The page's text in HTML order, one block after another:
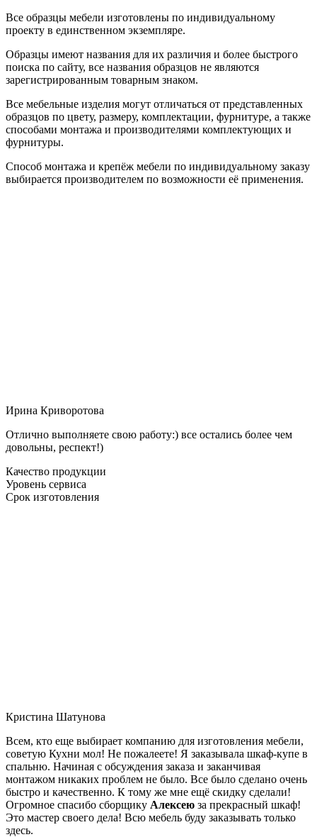
Все образцы мебели изготовлены по индивидуальному
проекту в единственном экземпляре.
Образцы имеют названия для их различия и более быстрого
поиска по сайту, все названия образцов не являются
зарегистрированным товарным знаком.
Все мебельные изделия могут отличаться от представленных
образцов по цвету, размеру, комплектации, фурнитуре, а также
способами монтажа и производителями комплектующих и
фурнитуры.
Способ монтажа и крепёж мебели по индивидуальному заказу
выбирается производителем по возможности её применения.
Ирина Криворотова
Отлично выполняете свою работу:) все остались более чем
довольны, респект!)
Качество продукции
Уровень сервиса
Срок изготовления
Кристина Шатунова
Всем, кто еще выбирает компанию для изготовления мебели,
советую Кухни мол! Не пожалеете! Я заказывала шкаф-купе в
спальню. Начиная с обсуждения заказа и заканчивая
монтажом никаких проблем не было. Все было сделано очень
быстро и качественно. К тому же мне ещё скидку сделали!
Огромное спасибо сборщику Алексею за прекрасный шкаф!
Это мастер своего дела! Всю мебель буду заказывать только
здесь.